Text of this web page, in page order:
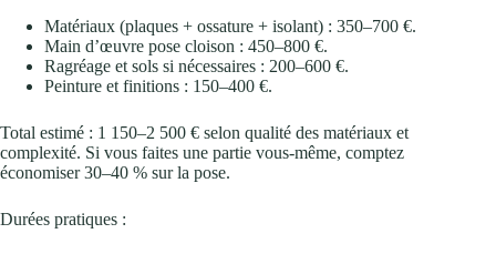
Matériaux (plaques + ossature + isolant) : 350–700 €.
Main d’œuvre pose cloison : 450–800 €.
Ragréage et sols si nécessaires : 200–600 €.
Peinture et finitions : 150–400 €.
Total estimé : 1 150–2 500 € selon qualité des matériaux et
complexité. Si vous faites une partie vous-même, comptez
économiser 30–40 % sur la pose.
Durées pratiques :